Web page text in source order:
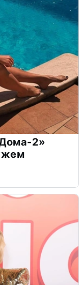
2»